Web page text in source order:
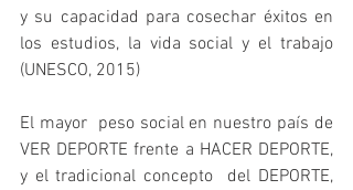
y su capacidad para cosechar éxitos en
los estudios, la vida social y el trabajo
(UNESCO, 2015)
El mayor  peso social en nuestro país de
VER DEPORTE frente a HACER DEPORTE,
y el tradicional concepto  del DEPORTE,